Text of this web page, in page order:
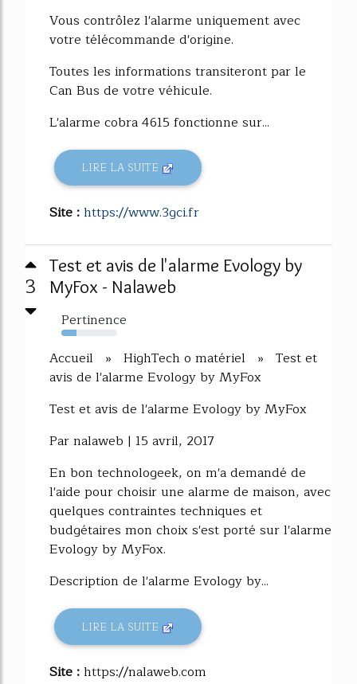
Vous contrôlez l'alarme uniquement avec
votre télécommande d'origine.
Toutes les informations transiteront par le
Can Bus de votre véhicule.
L'alarme cobra 4615 fonctionne sur...
LIRE LA SUITE
Site :https://www.3gci.fr
3
Test et avis de l'alarme Evology by
MyFox - Nalaweb
Pertinence
27%
Accueil » HighTech o matériel » Test et
avis de l'alarme Evology by MyFox
Test et avis de l'alarme Evology by MyFox
Par nalaweb | 15 avril, 2017
En bon technologeek, on m'a demandé de
l'aide pour choisir une alarme de maison, avec
quelques contraintes techniques et
budgétaires mon choix s'est porté sur l'alarme
Evology by MyFox.
Description de l'alarme Evology by...
LIRE LA SUITE
Site :https://nalaweb.com